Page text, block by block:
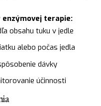
terapie:
obsahu tuku v jedle
alebo počas jedla
dávky
účinnosti